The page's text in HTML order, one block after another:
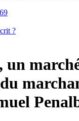
?
un